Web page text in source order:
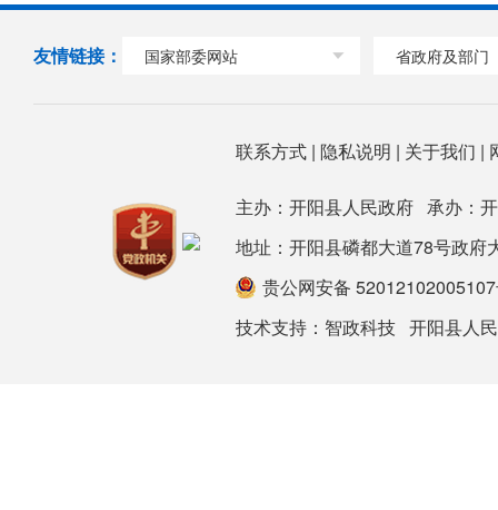
友情链接： 国家部委网站 省政府及部门
联系方式| 隐私说明 | 关于我们 |
主办：开阳县人民政府 承办：
地址：开阳县磷都大道78号政
贵公网安备
技术支持： 智政科技 开阳县人